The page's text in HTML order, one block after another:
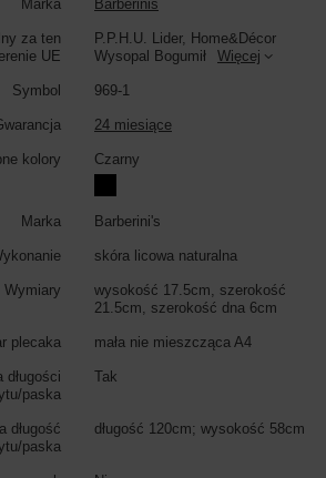
Marka Barberinis
za ten
UE
P.P.H.U. Lider, Home&Décor
Wysopal Bogumił
Więcej
Symbol 969-1
24 miesiące
kolory Czarny
Marka Barberini's
skóra licowa naturalna
Wymiary
wysokość 17.5cm, szerokość
21.5cm, szerokość dna 6cm
plecaka mała nie mieszcząca A4
długości
paska
Tak
długość
paska
długość 120cm; wysokość 58cm